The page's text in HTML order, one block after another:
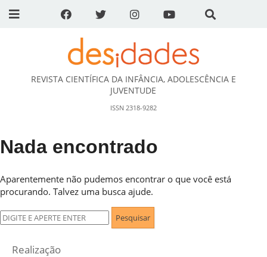
DESidades
REVISTA CIENTÍFICA DA INFÂNCIA, ADOLESCÊNCIA E
JUVENTUDE
ISSN 2318-9282
Nada encontrado
Aparentemente não pudemos encontrar o que você está
procurando. Talvez uma busca ajude.
Pesquisar
por:
Realização